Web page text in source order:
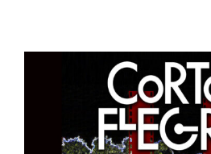
La foto del mese
Guide